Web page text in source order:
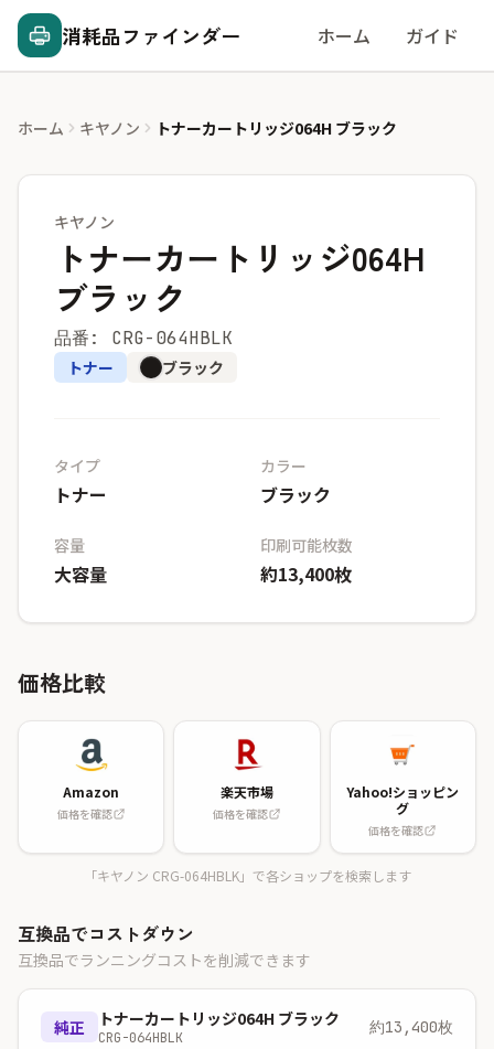
消耗品ファインダー ホーム ガイド
ホーム キヤノン トナーカートリッジ064H ブラック
キヤノン
トナーカートリッジ064H
ブラック
品番: CRG-064HBLK
トナー ブラック
タイプ
トナー
カラー
ブラック
容量
大容量
印刷可能枚数
約13,400枚
価格比較
Amazon
価格を確認
楽天市場
価格を確認
Yahoo!ショッピン
グ
価格を確認
「キヤノン CRG-064HBLK」で各ショップを検索します
互換品でコストダウン
互換品でランニングコストを削減できます
純正 トナーカートリッジ064H ブラック
CRG-064HBLK
約13,400枚